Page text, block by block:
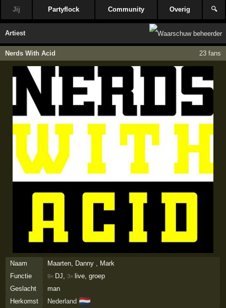
Jij Partyflock Community Overig 🔍
Artiest
Nerds With Acid 23 fans
Naam
Maarten, Danny , Mark
Functie
9× DJ, 3× live, groep
Geslacht
man
Herkomst
Nederland 🇳🇱